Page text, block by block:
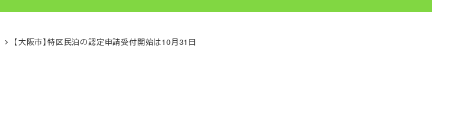
【大阪市】特区民泊の認定申請受付開始は10月31日